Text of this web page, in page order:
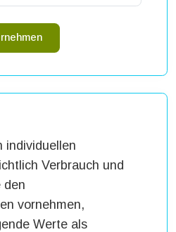
individuellen
Verbrauch und
den
vornehmen,
Werte als